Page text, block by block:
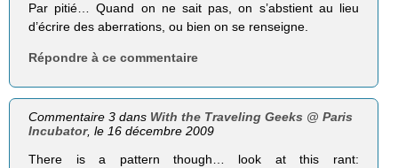
Par pitié… Quand on ne sait pas, on s’abstient au lieu
d’écrire des aberrations, ou bien on se renseigne.
Répondre à ce commentaire
Commentaire 3 dans With the Traveling Geeks @ Paris
Incubator, le 16 décembre 2009
There is a pattern though… look at this rant: